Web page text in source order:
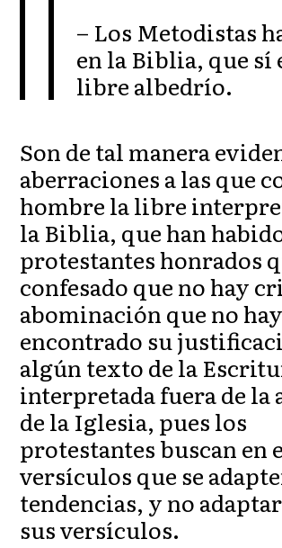
– Los Metodistas
en la Biblia, que sí
libre albedrío.
Son de tal manera
aberraciones a las que
hombre la libre
la Biblia, que han
protestantes honrados
confesado que no hay
abominación que no
encontrado su
algún texto de la
interpretada fuera de la
de la Iglesia, pues los
protestantes buscan en
versículos que se
tendencias, y no
sus versículos.